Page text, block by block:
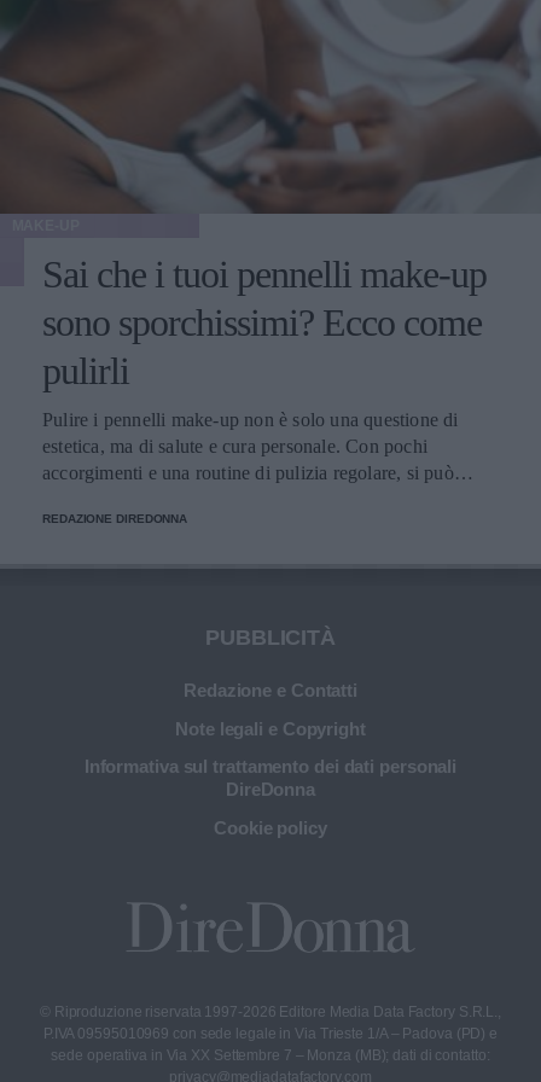
Sai che i tuoi pennelli make-up
sono sporchissimi? Ecco come
pulirli
Pulire i pennelli make-up non è solo una questione di
estetica, ma di salute e cura personale. Con pochi
accorgimenti e una routine di pulizia regolare, si può
più sana e prolungare la vita dei preziosi strumenti di
REDAZIONE DIREDONNA
PUBBLICITÀ
Redazione e Contatti
Note legali e Copyright
Informativa sul trattamento dei dati personali
DireDonna
Cookie policy
© Riproduzione riservata 1997-2026 Editore Media Data Factory S.R.L.,
P.IVA 09595010969 con sede legale in Via Trieste 1/A – Padova (PD) e
sede operativa in Via XX Settembre 7 – Monza (MB); dati di contatto:
privacy@mediadatafactory.com